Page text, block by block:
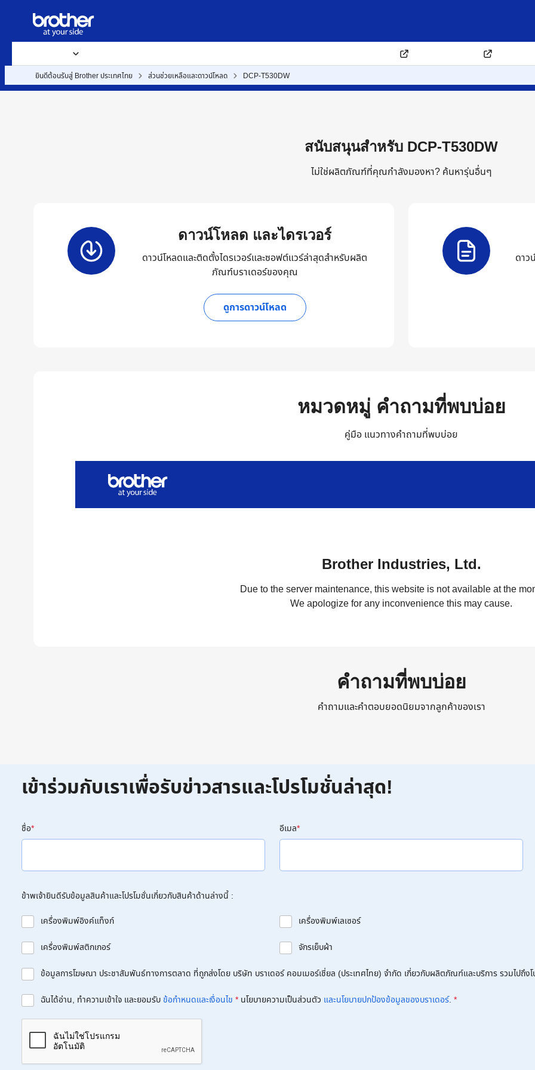
ยินดีต้อนรับสู่ Brother ประเทศไทย ส่วนช่วยเหลือและดาวน์โหลด DCP-T530DW
สนับสนุนสำหรับ DCP-T530DW
ไม่ใช่ผลิตภัณฑ์ที่คุณกำลังมองหา? ค้นหารุ่นอื่นๆ
ดาวน์โหลด และไดรเวอร์
ดาวน์โหลดและติดตั้งไดรเวอร์และซอฟต์แวร์ล่าสุดสำหรับผลิต
ภัณฑ์บราเดอร์ของคุณ
ดูการดาวน์โหลด
ดาว
หมวดหมู่ คำถามที่พบบ่อย
คู่มือ แนวทางคำถามที่พบบ่อย
Brother Industries, Ltd.
Due to the server maintenance, this website is not available at the
We apologize for any inconvenience this may cause.
คำถามที่พบบ่อย
คำถามและคำตอบยอดนิยมจากลูกค้าของเรา
เข้าร่วมกับเราเพื่อรับข่าวสารและโปรโมชั่นล่าสุด!
ชื่อ* อีเมล*
ข้าพเจ้ายินดีรับข้อมูลสินค้าและโปรโมชั่นเกี่ยวกับสินค้าด้านล่างนี้ :
เครื่องพิมพ์อิงค์แท็งก์
เครื่องพิมพ์เลเซอร์
เครื่องพิมพ์สติกเกอร์ จักรเย็บผ้า
ข้อมูลการโฆษณา ประชาสัมพันธ์ทางการตลาด ที่ถูกส่งโดย บริษัท บราเดอร์ คอมเมอร์เชี่ยล (ประเทศไทย) จำกัด เกี่ยวกับผลิตภัณฑ์และบริการ รวมไปถึ
ฉันได้อ่าน, ทำความเข้าใจ และยอมรับข้อกำหนดและเงื่อนไข * นโยบายความเป็นส่วนตัว และนโยบายปกป้องข้อมูลของบราเดอร์. *